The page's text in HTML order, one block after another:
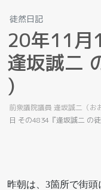
徒然日記
20年11月1
逢坂誠二
)
前衆議院議員 逢坂誠二（お
日 その4834『逢坂誠二 の
昨朝は、3箇所で街頭